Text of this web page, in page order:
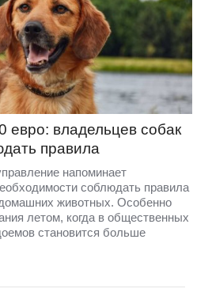
владельцев собак
правила
напоминает
соблюдать правила
животных. Особенно
летом, когда в общественных
становится больше